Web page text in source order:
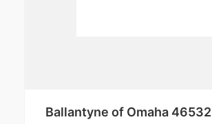
Ballantyne of Omaha 46532